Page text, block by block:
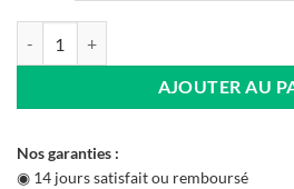
AJOUTER AU
Nos garanties :
◉ 14 jours satisfait ou remboursé